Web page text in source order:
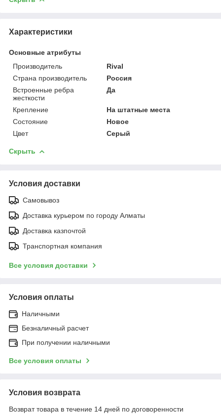
Характеристики
Основные атрибуты
Производитель
Rival
Страна производитель
Россия
Встроенные ребра
жесткости
Да
Крепление
На штатные места
Состояние
Новое
Цвет
Серый
Скрыть
Условия доставки
Самовывоз
Доставка курьером по городу Алматы
Доставка казпочтой
Транспортная компания
Все условия доставки
Условия оплаты
Наличными
Безналичный расчет
При получении наличными
Все условия оплаты
Условия возврата
Возврат товара в течение 14 дней по договоренности